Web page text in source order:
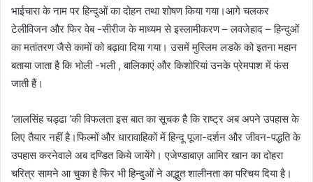
भाईचारा के नाम पर हिन्दुओं का दोहन तथा शोषण किया गया।आगे चलकर
टेलीविजन और फिर वेब -सीरीज के माध्यम से इस्लामीकरण – लवजेहाद – हिन्दुओं
का मतांतरण जैसे कामों को बढ़ावा दिया गया। उसमें मुस्लिम लडके को इतना महान
बताया जाता है कि भोली -भली , बालिकाएं और किशोरियां उनके प्रेमपाश में फंस
जाती हैं।
‘लालसिंह चड्ढा ‘की विफलता इस बात का सूचक है कि राष्ट्र अब अपने उपहास के
लिए तैयार नहीं है।फिल्मों और धारावाहिकों में हिन्दू पूजा-दर्शन और जीवन-पद्धति के
उपहास करनेवाले अब दण्डित किये जायेंगे। एजेण्डाबाज़ आमिर खान का दोहरा
चरित्र सामने आ चुका है फिर भी हिन्दुओं ने अद्भुत शालीनता का परिचय दिया है।